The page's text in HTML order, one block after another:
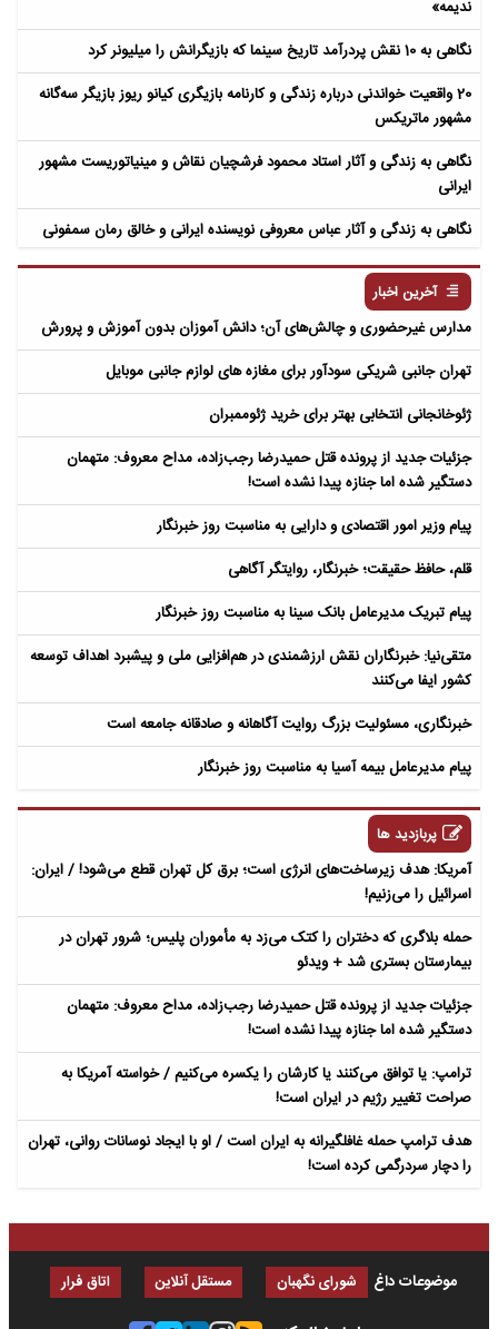
ندیمه»
نگاهی به 10 نقش پردرآمد تاریخ سینما که بازیگرانش را میلیونر کرد
20 واقعیت خواندنی درباره زندگی و کارنامه بازیگری کیانو ریوز بازیگر سه‌گانه
مشهور ماتریکس
نگاهی به زندگی و آثار استاد محمود فرشچیان نقاش و مینیاتوریست مشهور
ایرانی
نگاهی به زندگی و آثار عباس معروفی نویسنده ایرانی و خالق رمان سمفونی
آخرین اخبار
مدارس غیرحضوری و چالش‌های آن؛ دانش آموزان بدون آموزش و پرورش
تهران جانبی شریکی سودآور برای مغازه های لوازم جانبی موبایل
ژئوخانجانی انتخابی بهتر برای خرید ژئوممبران
جزئیات جدید از پرونده قتل حمیدرضا رجب‌زاده، مداح معروف: متهمان
دستگیر شده اما جنازه پیدا نشده است!
پیام وزیر امور اقتصادی و دارایی به مناسبت روز خبرنگار
قلم، حافظ حقیقت؛ خبرنگار، روایتگر آگاهی
پیام تبریک مدیرعامل بانک سینا به مناسبت روز خبرنگار
متقی‌نیا: خبرنگاران نقش ارزشمندی در هم‌افزایی ملی و پیشبرد اهداف توسعه
کشور ایفا می‌کنند
خبرنگاری، مسئولیت بزرگ روایت آگاهانه و صادقانه جامعه است
پیام مدیرعامل بیمه آسیا به مناسبت روز خبرنگار
پربازدید ها
آمریکا: هدف زیرساخت‌های انرژی است؛ برق کل تهران قطع می‌شود! / ایران:
اسرائیل را می‌زنیم!
حمله بلاگری که دختران را کتک می‌زد به مأموران پلیس؛ شرور تهران در
بیمارستان بستری شد + ویدئو
جزئیات جدید از پرونده قتل حمیدرضا رجب‌زاده، مداح معروف: متهمان
دستگیر شده اما جنازه پیدا نشده است!
ترامپ: یا توافق می‌کنند یا کارشان را یکسره می‌کنیم / خواسته آمریکا به
صراحت تغییر رژیم در ایران است!
هدف ترامپ حمله غافلگیرانه به ایران است / او با ایجاد نوسانات روانی، تهران
را دچار سردرگمی کرده است!
موضوعات داغ شورای نگهبان مستقل آنلاین اتاق فرار